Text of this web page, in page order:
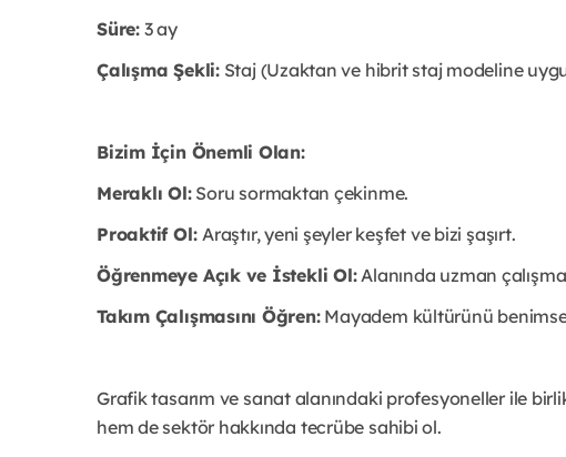
Süre:3 ay
Çalışma Şekli:Staj (Uzaktan ve hibrit staj modeline
Bizim İçin Önemli Olan:
Meraklı Ol:Soru sormaktan çekinme.
Proaktif Ol: Araştır, yeni şeyler keşfet ve bizi şaşırt.
Öğrenmeye Açık ve İstekli Ol:Alanında uzman
Takım Çalışmasını Öğren:Mayadem kültürünü
Grafik tasarım ve sanat alanındaki profesyoneller ile
hem de sektör hakkında tecrübe sahibi ol.